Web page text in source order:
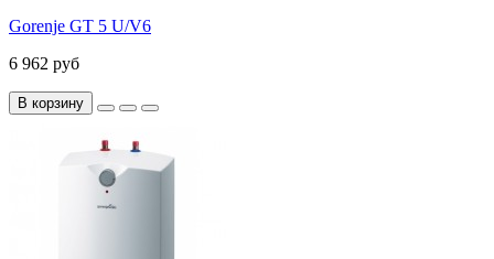
Gorenje GT 5 U/V6
6 962 руб
В корзину